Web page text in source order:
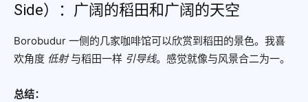
Side）：广阔的稻田和广阔的天空
Borobudur 一侧的几家咖啡馆可以欣赏到稻田的景色。我喜
欢角度 低射与稻田一样 引导线。感觉就像与风景合二为一。
总结：